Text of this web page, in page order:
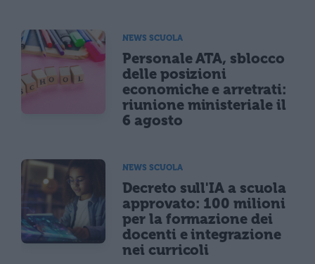
NEWS SCUOLA
Personale ATA, sblocco
delle posizioni
economiche e arretrati:
riunione ministeriale il
6 agosto
NEWS SCUOLA
Decreto sull'IA a scuola
approvato: 100 milioni
per la formazione dei
docenti e integrazione
nei curricoli